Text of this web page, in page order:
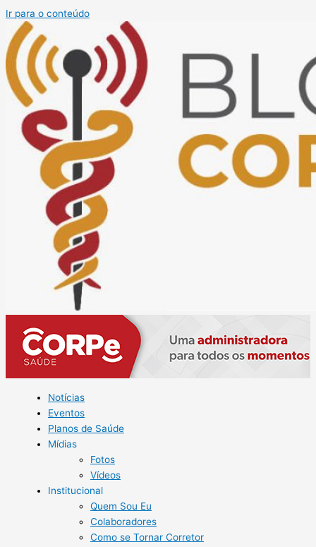
Ir para o conteúdo
Notícias
Eventos
Planos de Saúde
Mídias
Fotos
Vídeos
Institucional
Quem Sou Eu
Colaboradores
Como se Tornar Corretor